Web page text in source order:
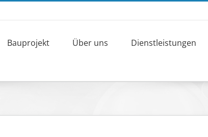
Bauprojekt Über uns Dienstleistungen